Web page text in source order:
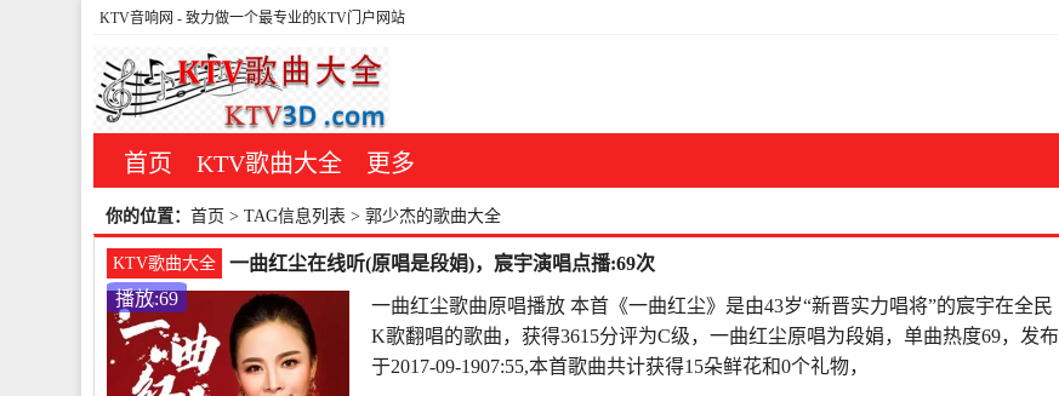
KTV音响网 - 致力做一个最专业的KTV门户网站
首页 KTV歌曲大全 更多
你的位置： 首页 > TAG信息列表 > 郭少杰的歌曲大全
KTV歌曲大全
一曲红尘在线听(原唱是段娟)，宸宇演唱点播:69次
播放:69
一曲红尘歌曲原唱播放 本首《一曲红尘》是由43岁“新晋实力唱将”的宸宇在全民
K歌翻唱的歌曲，获得3615分评为C级，一曲红尘原唱为段娟，单曲热度69，发布
于2017-09-1907:55,本首歌曲共计获得15朵鲜花和0个礼物，